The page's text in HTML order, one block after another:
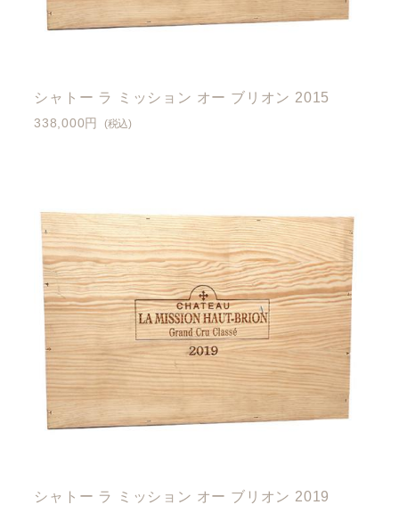
シャトー ラ ミッション オー ブリオン 2015
338,000円 (税込)
シャトー ラ ミッション オー ブリオン 2019